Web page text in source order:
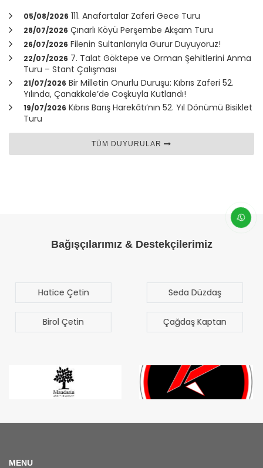
05/08/2026 111. Anafartalar Zaferi Gece Turu
28/07/2026 Çınarlı Köyü Perşembe Akşam Turu
26/07/2026 Filenin Sultanlarıyla Gurur Duyuyoruz!
22/07/2026 7. Talat Göktepe ve Orman Şehitlerini Anma
Turu – Stant Çalışması
21/07/2026 Bir Milletin Onurlu Duruşu: Kıbrıs Zaferi 52.
Yılında, Çanakkale’de Coşkuyla Kutlandı!
19/07/2026 Kıbrıs Barış Harekâtı’nın 52. Yıl Dönümü Bisiklet
Turu
TÜM DUYURULAR
Bağışçılarımız & Destekçilerimiz
Seda Düzdaş
Çağdaş Kaptan
Mehmet Mert
Sezgen
Bilal Türk
MENU